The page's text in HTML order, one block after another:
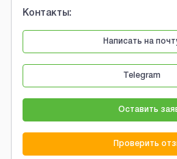
Контакты:
Написать на
Telegram
Оставить
Проверить